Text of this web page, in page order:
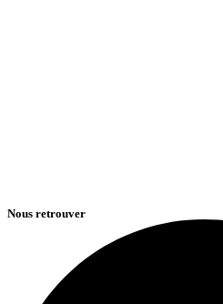
Nous retrouver